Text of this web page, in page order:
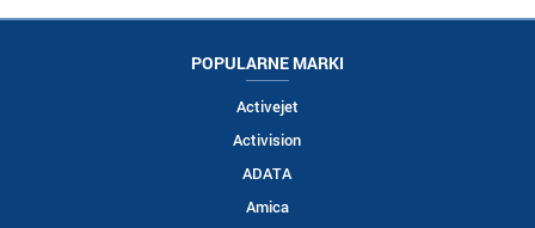
POPULARNE MARKI
Activejet
Activision
ADATA
Amica